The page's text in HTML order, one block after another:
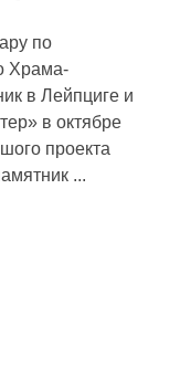
по
Храма-
в Лейпциге и
в октябре
проекта
...